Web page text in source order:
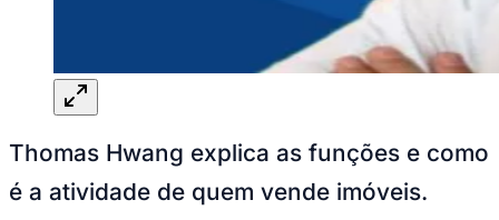
Thomas Hwang explica as funções e como
é a atividade de quem vende imóveis.